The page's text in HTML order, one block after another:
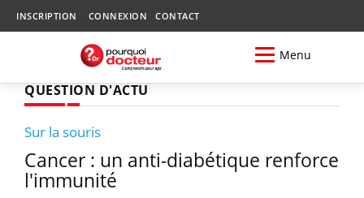
INSCRIPTION CONNEXION CONTACT
Menu
QUESTION D'ACTU
Sur la souris
Cancer : un anti-diabétique renforce
l'immunité